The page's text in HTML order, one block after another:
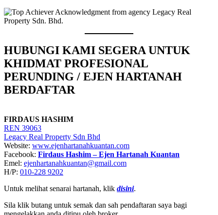
HUBUNGI KAMI SEGERA UNTUK
KHIDMAT PROFESIONAL
PERUNDING / EJEN HARTANAH
BERDAFTAR
FIRDAUS HASHIM
REN 39063
Legacy Real Property Sdn Bhd
Website: www.ejenhartanahkuantan.com
Facebook: Firdaus Hashim – Ejen Hartanah Kuantan
Emel: ejenhartanahkuantan@gmail.com
H/P: 010-228 9202
Untuk melihat senarai hartanah, klik disini.
Sila klik butang untuk semak dan sah pendaftaran saya bagi